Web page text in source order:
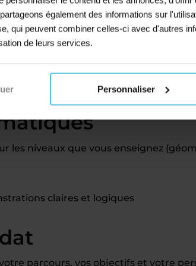
également des informations sur
qui peuvent combiner celles-ci avec d'autres
de leurs services.
Personnaliser
desformalités administratives
et à une appli mobile de suivi
ou en stage collectif pendant les
comme
les niveaux que vous enseignez
claires et logiques
parcours, vos objectifs et votre